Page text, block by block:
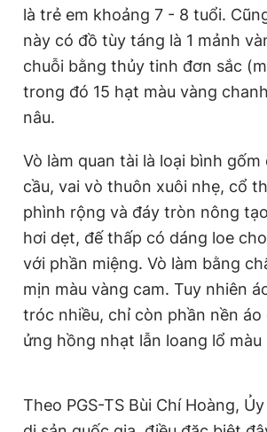
là trẻ em khoảng 7 - 8 tuổi.
này có đồ tùy táng là 1 mảnh
chuỗi bằng thủy tinh đơn sắc
trong đó 15 hạt màu vàng
nâu.
Vò làm quan tài là loại bình
cầu, vai vò thuôn xuôi nhẹ, cổ
phình rộng và đáy tròn nông
hơi dẹt, đế thấp có dáng loe
với phần miệng. Vò làm bằng
mịn màu vàng cam. Tuy nhiên
tróc nhiều, chỉ còn phần nền áo
ửng hồng nhạt lẫn loang lổ màu
Theo PGS-TS Bùi Chí Hoàng,